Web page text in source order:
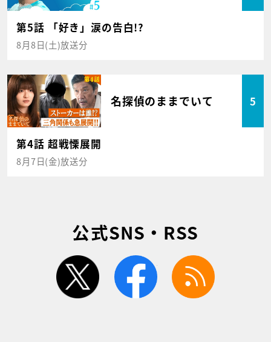
第5話 「好き」涙の告白!?
8月8日(土)放送分
名探偵のままでいて 5
第4話 超戦慄展開
8月7日(金)放送分
公式SNS・RSS
twitter facebook